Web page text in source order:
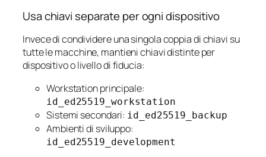
Usa chiavi separate per ogni dispositivo
Invece di condividere una singola coppia di chiavi su
tutte le macchine, mantieni chiavi distinte per
dispositivo o livello di fiducia:
Workstation principale:
id_ed25519_workstation
Sistemi secondari: id_ed25519_backup
Ambienti di sviluppo:
id_ed25519_development